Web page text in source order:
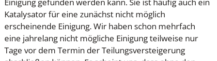
Einigung gefunden werden kann. Sie ist häufig auch ein
Katalysator für eine zunächst nicht möglich
erscheinende Einigung. Wir haben schon mehrfach
eine jahrelang nicht mögliche Einigung teilweise nur
Tage vor dem Termin der Teilungsversteigerung